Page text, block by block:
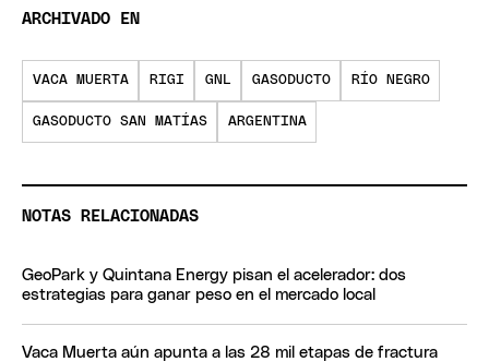
ARCHIVADO EN
VACA MUERTA RIGI GNL GASODUCTO RÍO NEGRO
GASODUCTO SAN MATÍAS ARGENTINA
NOTAS RELACIONADAS
GeoPark y Quintana Energy pisan el acelerador: dos
estrategias para ganar peso en el mercado local
Vaca Muerta aún apunta a las 28 mil etapas de fractura